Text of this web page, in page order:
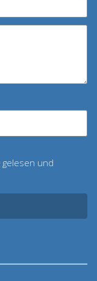
gelesen und